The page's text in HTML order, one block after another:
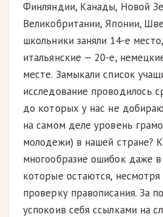
Финляндии, Канады, Новой
Великобритании, Японии,
школьники заняли 14-е
итальянские — 20-е,
месте. Замыкали список
исследование проводилось
до которых у нас не
на самом деле уровень
молодежи) в нашей стране?
многообразие ошибок даже
которые остаются,
проверку правописания. За
успокоив себя ссылками на